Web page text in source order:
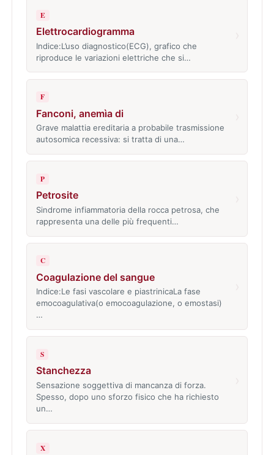
E
Elettrocardiogramma
Indice:L’uso diagnostico(ECG), grafico che
riproduce le variazioni elettriche che si…
F
Fanconi, anemìa di
Grave malattia ereditaria a probabile trasmissione
autosomica recessiva: si tratta di una…
P
Petrosite
Sindrome infiammatoria della rocca petrosa, che
rappresenta una delle più frequenti…
C
Coagulazione del sangue
Indice:Le fasi vascolare e piastrinicaLa fase
emocoagulativa(o emocoagulazione, o emostasi)
…
S
Stanchezza
Sensazione soggettiva di mancanza di forza.
Spesso, dopo uno sforzo fisico che ha richiesto
un…
X